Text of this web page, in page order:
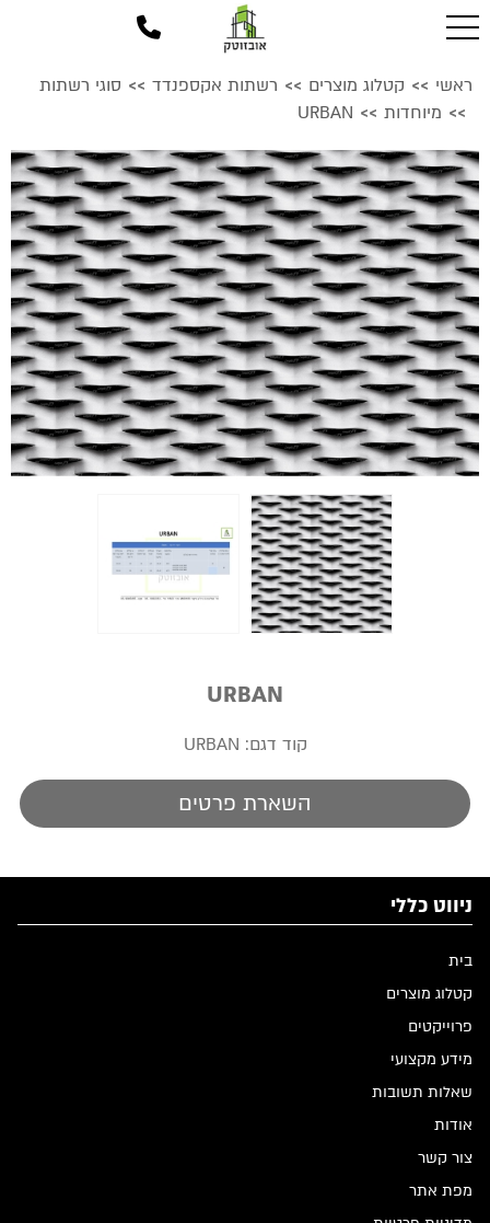
ראשי >> קטלוג מוצרים >> רשתות אקספנדד >> סוגי רשתות
>> מיוחדות >>
URBAN
URBAN
קוד דגם: URBAN
השארת פרטים
ניווט כללי
בית
קטלוג מוצרים
פרוייקטים
מידע מקצועי
שאלות תשובות
אודות
צור קשר
מפת אתר